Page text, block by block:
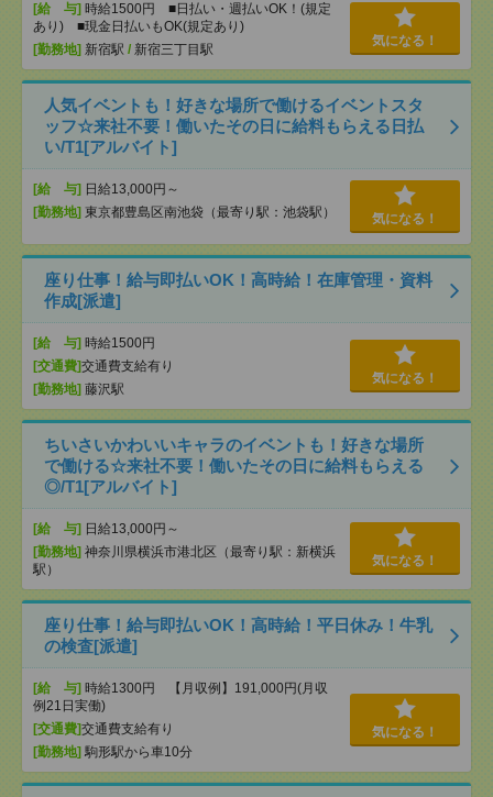
[給 与] 時給1500円 ■日払い・週払いOK！(規定
あり) ■現金日払いもOK(規定あり)
[勤務地] 新宿駅 / 新宿三丁目駅
気になる！
人気イベントも！好きな場所で働けるイベントスタ
ッフ☆来社不要！働いたその日に給料もらえる日払
い/T1[アルバイト]
[給 与] 日給13,000円～
[勤務地] 東京都豊島区南池袋（最寄り駅：池袋駅） 気になる！
座り仕事！給与即払いOK！高時給！在庫管理・資料
作成[派遣]
[給 与] 時給1500円
[交通費]交通費支給有り
[勤務地] 藤沢駅
気になる！
ちいさいかわいいキャラのイベントも！好きな場所
で働ける☆来社不要！働いたその日に給料もらえる
◎/T1[アルバイト]
[給 与] 日給13,000円～
[勤務地] 神奈川県横浜市港北区（最寄り駅：新横浜
駅）
気になる！
座り仕事！給与即払いOK！高時給！平日休み！牛乳
の検査[派遣]
[給 与] 時給1300円 【月収例】191,000円(月収
例21日実働)
[交通費]交通費支給有り
[勤務地] 駒形駅から車10分
気になる！